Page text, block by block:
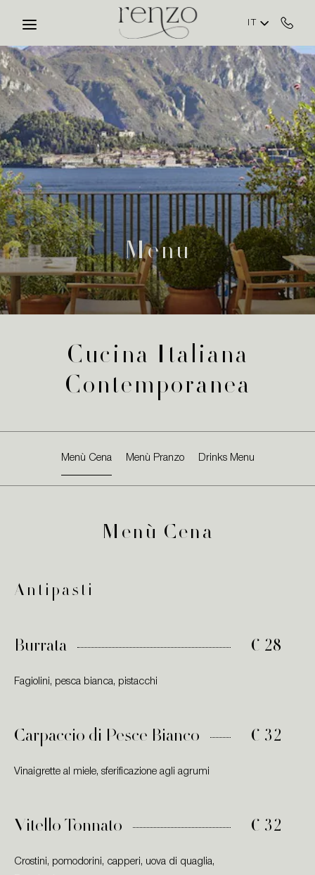
Menu
Cucina Italiana
Contemporanea
Menù Cena Menù Pranzo Drinks Menu
Menù Cena
Antipasti
Burrata € 28
Fagiolini, pesca bianca, pistacchi
Carpaccio di Pesce Bianco € 32
Vinaigrette al miele, sferificazione agli agrumi
Vitello Tonnato € 32
Crostini, pomodorini, capperi, uova di quaglia,